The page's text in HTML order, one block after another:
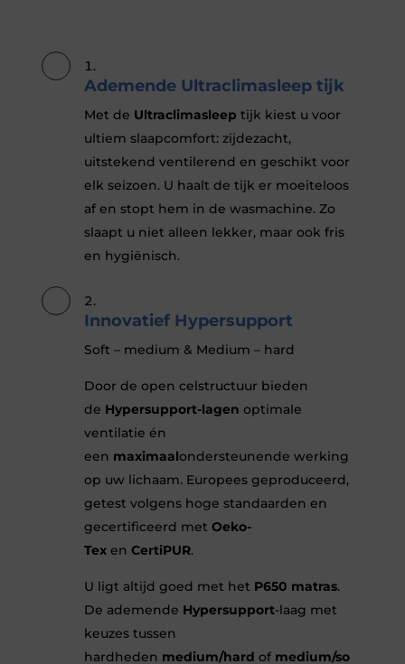
Ademende Ultraclimasleep tijk
Met de Ultraclimasleep tijk kiest u voor
ultiem slaapcomfort: zijdezacht,
uitstekend ventilerend en geschikt voor
elk seizoen. U haalt de tijk er moeiteloos
af en stopt hem in de wasmachine. Zo
slaapt u niet alleen lekker, maar ook fris
en hygiënisch.
Innovatief Hypersupport
Soft – medium & Medium – hard
Door de open celstructuur bieden
de Hypersupport-lagen optimale
ventilatie én
een maximaalondersteunende werking
op uw lichaam. Europees geproduceerd,
getest volgens hoge standaarden en
gecertificeerd metOeko-
Tex enCertiPUR.
U ligt altijd goed met het P650 matras.
De ademende Hypersupport-laag met
keuzes tussen
hardheden medium/hard of medium/so